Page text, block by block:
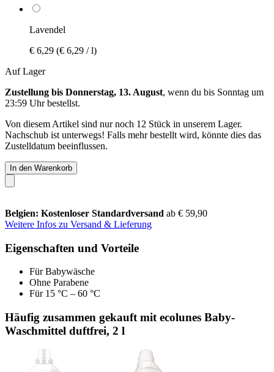
Lavendel
€ 6,29 (€ 6,29 / l)
Auf Lager
Zustellung bis Donnerstag, 13. August, wenn du bis Sonntag um
23:59 Uhrbestellst.
Von diesem Artikel sind nur noch 12 Stück in unserem Lager.
Nachschub ist unterwegs! Falls mehr bestellt wird, könnte dies das
Zustelldatum beeinflussen.
In den Warenkorb
Belgien: Kostenloser Standardversand ab € 59,90
Weitere Infos zu Versand & Lieferung
Eigenschaften und Vorteile
Für Babywäsche
Ohne Parabene
Für 15 °C – 60 °C
Häufig zusammen gekauft mit ecolunes Baby-
Waschmittel duftfrei, 2 l